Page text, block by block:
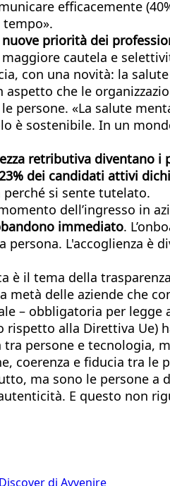
efficacemente
tempo».
priorità dei
cautela e
con una novità: la
che le
persone. «La salute
è sostenibile. In un
retributiva diventano
dei candidati attivi
si sente tutelato.
dell’ingresso in
immediato.
persona. L'accoglienza
è il tema della
metà delle aziende che
– obbligatoria per
alla Direttiva Ue)
persone e tecnologia,
coerenza e fiducia tra le
ma sono le persone
E questo non
di Avvenire